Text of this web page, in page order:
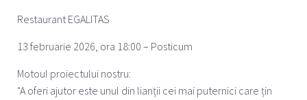
Restaurant EGALITAS
13 februarie 2026, ora 18:00 – Posticum
Motoul proiectului nostru:
"A oferi ajutor este unul din lianții cei mai puternici care țin